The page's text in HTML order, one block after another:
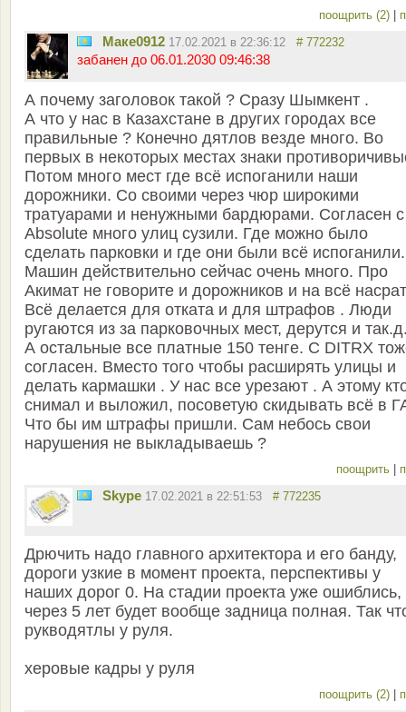
поощрить (2)
Маке0912 17.02.2021 в 22:36:12 # 772232
забанен до 06.01.2030 09:46:38
А почему заголовок такой ? Сразу Шымкент .
А что у нас в Казахстане в других городах все
правильные ? Конечно дятлов везде много. Во
первых в некоторых местах знаки
Потом много мест где всё испоганили наши
дорожники. Со своими через чюр широкими
тратуарами и ненужными бардюрами. Согласен с
Absolute много улиц сузили. Где можно было
сделать парковки и где они были всё испоганили.
Машин действительно сейчас очень много. Про
Акимат не говорите и дорожников и на всё
Всё делается для отката и для штрафов . Люди
ругаются из за парковочных мест, дерутся и
А остальные все платные 150 тенге. С DITRX
согласен. Вместо того чтобы расширять улицы и
делать кармашки . У нас все урезают . А этому
снимал и выложил, посоветую скидывать всё в
Что бы им штрафы пришли. Сам небось свои
нарушения не выкладываешь ?
поощрить
Skype 17.02.2021 в 22:51:53 # 772235
Дрючить надо главного архитектора и его банду,
дороги узкие в момент проекта, перспективы у
наших дорог 0. На стадии проекта уже ошиблись,
через 5 лет будет вообще задница полная. Так
рукводятлы у руля.
херовые кадры у руля
поощрить (2)